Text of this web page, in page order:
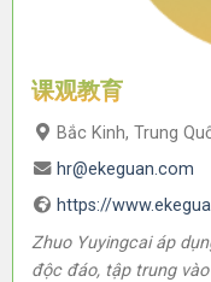
课观教育
Bắc Kinh, Trung
hr@ekeguan.com
https://
Zhuo Yuyingcai áp
độc đáo, tập trung